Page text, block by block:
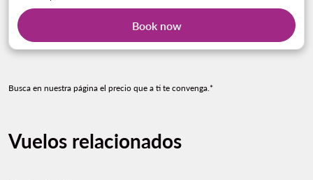
Book now
Busca en nuestra página el precio que a ti te convenga.*
Vuelos relacionados